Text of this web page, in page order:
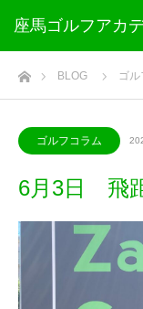
座馬ゴルフアカ
ホームBLOG ゴル
ゴルフコラム
6月3日 飛